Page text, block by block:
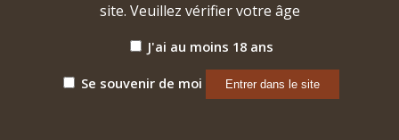
Par défaut
15 Produits par page
site. Veuillez vérifier votre âge
J'ai au moins 18 ans
Se souvenir de moi